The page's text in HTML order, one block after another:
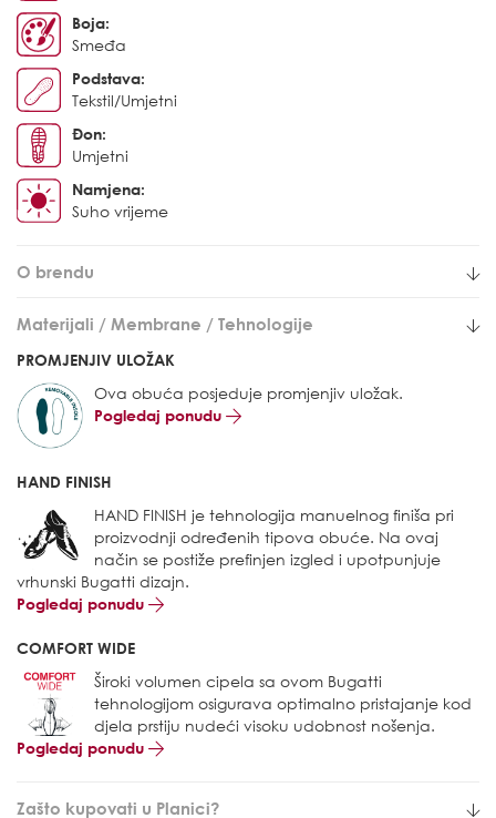
Boja:
Smeđa
Podstava:
Tekstil/Umjetni
Đon:
Umjetni
Namjena:
Suho vrijeme
O brendu
Materijali / Membrane / Tehnologije
PROMJENJIV ULOŽAK
Ova obuća posjeduje promjenjiv uložak.
Pogledaj ponudu
HAND FINISH
HAND FINISH je tehnologija manuelnog finiša pri
proizvodnji određenih tipova obuće. Na ovaj
način se postiže prefinjen izgled i upotpunjuje
vrhunski Bugatti dizajn.
Pogledaj ponudu
COMFORT WIDE
Široki volumen cipela sa ovom Bugatti
tehnologijom osigurava optimalno pristajanje kod
djela prstiju nudeći visoku udobnost nošenja.
Pogledaj ponudu
Zašto kupovati u Planici?